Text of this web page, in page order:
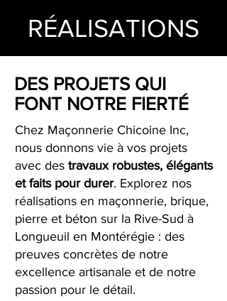
RÉALISATIONS
DES PROJETS QUI
FONT NOTRE FIERTÉ
Chez Maçonnerie Chicoine Inc,
nous donnons vie à vos projets
avec des travaux robustes, élégants
et faits pour durer. Explorez nos
réalisations en maçonnerie, brique,
pierre et béton sur la Rive-Sud à
Longueuil en Montérégie : des
preuves concrètes de notre
excellence artisanale et de notre
passion pour le détail.